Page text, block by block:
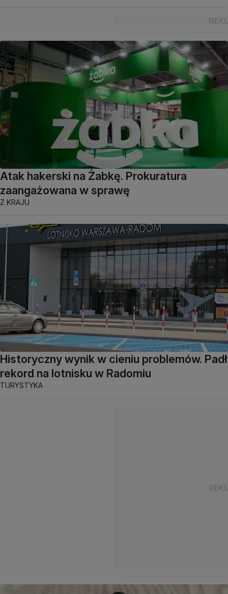
Atak hakerski na Żabkę. Prokuratura
zaangażowana w sprawę
Z KRAJU
Historyczny wynik w cieniu problemów. Padł
rekord na lotnisku w Radomiu
TURYSTYKA